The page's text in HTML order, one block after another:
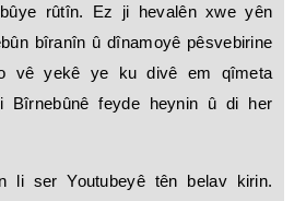
rûtîn. Ez ji hevalên xwe yên
bîranîn û dînamoyê pêsvebirine
vê yekê ye ku divê em qîmeta
Bîrnebûnê feyde heynin û di her
li ser Youtubeyê tên belav kirin.